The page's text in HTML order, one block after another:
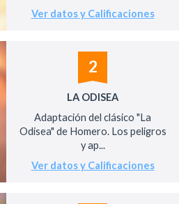
Ver datos y Calificaciones
2
LA ODISEA
Adaptación del clásico "La
Odisea" de Homero. Los peligros
y ap...
Ver datos y Calificaciones